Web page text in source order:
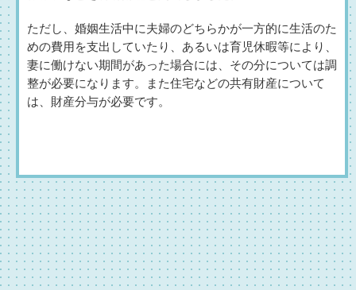
ただし、婚姻生活中に夫婦のどちらかが一方的に生活のた
めの費用を支出していたり、あるいは育児休暇等により、
妻に働けない期間があった場合には、その分については調
整が必要になります。また住宅などの共有財産について
は、財産分与が必要です。